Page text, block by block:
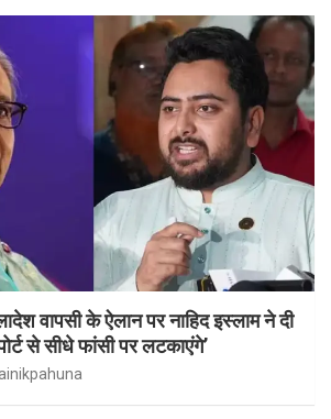
वापसी के ऐलान पर नाहिद इस्लाम ने दी
से सीधे फांसी पर लटकाएंगे’